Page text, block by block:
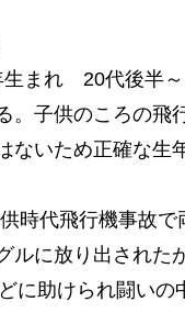
生まれ 20代後半～
。子供のころの飛
ないため正確な生
時代飛行機事故で
ルに放り出された
に助けられ闘いの